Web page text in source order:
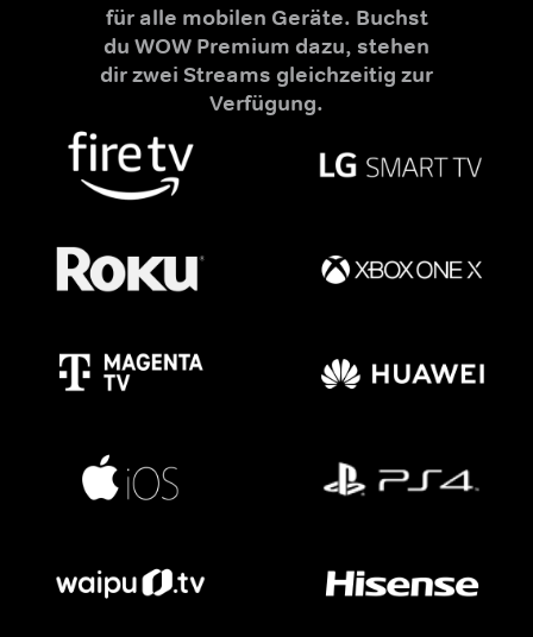
für alle mobilen Geräte. Buchst
du WOW Premium dazu, stehen
dir zwei Streams gleichzeitig zur
Verfügung.